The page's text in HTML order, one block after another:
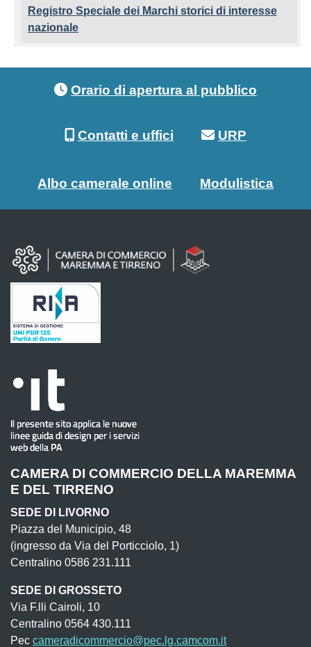
Registro Speciale dei Marchi storici di interesse
nazionale
Orario di apertura al pubblico
Contatti e uffici URP
Albo camerale online Modulistica
CAMERA DI COMMERCIO DELLA MAREMMA
E DEL TIRRENO
SEDE DI LIVORNO
Piazza del Municipio, 48
(ingresso da Via del Porticciolo, 1)
Centralino 0586 231.111
SEDE DI GROSSETO
Via F.lli Cairoli, 10
Centralino 0564 430.111
Pec cameradicommercio@pec.lg.camcom.it